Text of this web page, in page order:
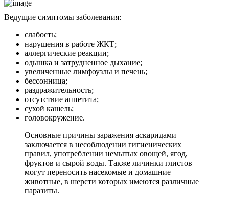
Ведущие симптомы заболевания:
слабость;
нарушения в работе ЖКТ;
аллергические реакции;
одышка и затрудненное дыхание;
увеличенные лимфоузлы и печень;
бессонница;
раздражительность;
отсутствие аппетита;
сухой кашель;
головокружение.
Основные причины заражения аскаридами
заключается в несоблюдении гигиенических
правил, употреблении немытых овощей, ягод,
фруктов и сырой воды. Также личинки глистов
могут переносить насекомые и домашние
животные, в шерсти которых имеются различные
паразиты.